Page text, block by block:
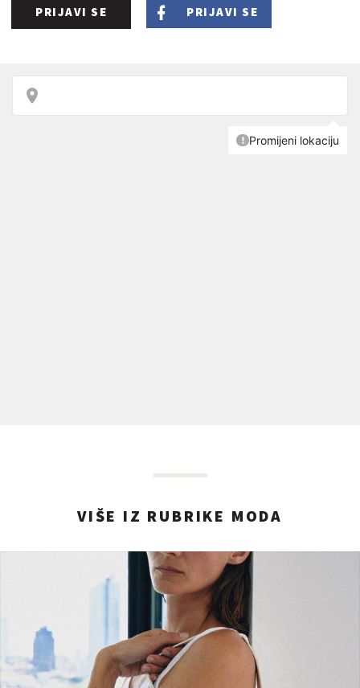
PRIJAVI SE PRIJAVI SE
VIŠE IZ RUBRIKE MODA